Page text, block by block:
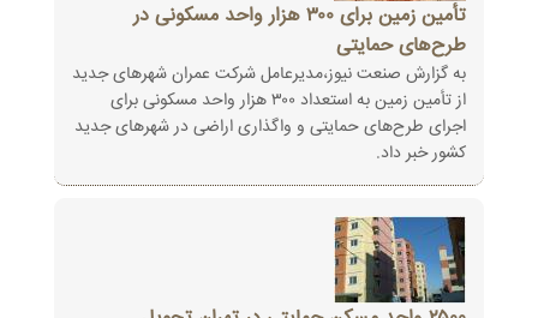
تأمین زمین برای ۳۰۰ هزار واحد مسکونی در
طرح‌های حمایتی
به گزارش صنعت نیوز،مدیرعامل شرکت عمران شهرهای جدید
از تأمین زمین به استعداد ۳۰۰ هزار واحد مسکونی برای
اجرای طرح‌های حمایتی و واگذاری اراضی در شهرهای جدید
کشور خبر داد.